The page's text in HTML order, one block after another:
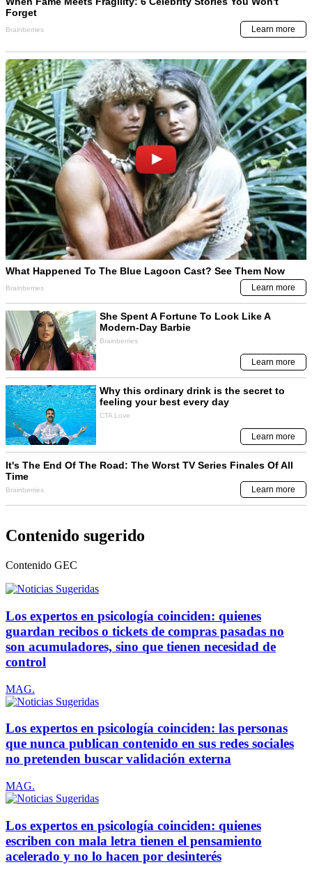
Contenido sugerido
Contenido GEC
Los expertos en psicología coinciden: quienes
guardan recibos o tickets de compras pasadas no
son acumuladores, sino que tienen necesidad de
control
MAG.
Los expertos en psicología coinciden: las personas
que nunca publican contenido en sus redes sociales
no pretenden buscar validación externa
MAG.
Los expertos en psicología coinciden: quienes
escriben con mala letra tienen el pensamiento
acelerado y no lo hacen por desinterés